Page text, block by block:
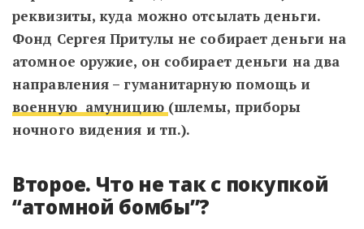
реквизиты, куда можно отсылать деньги.
Фонд Сергея Притулы не собирает деньги на
атомное оружие, он собирает деньги на два
направления – гуманитарную помощь и
военную амуницию (шлемы, приборы
ночного видения и тп.).
Второе. Что не так с покупкой
“атомной бомбы”?